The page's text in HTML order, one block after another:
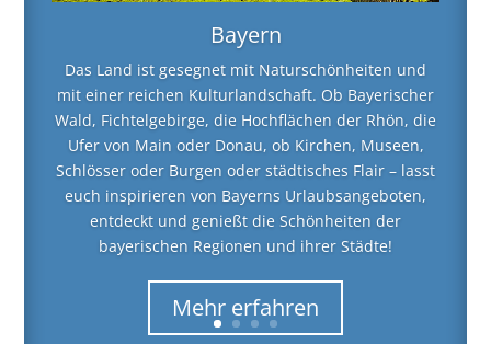
Bayern
Das Land ist gesegnet mit Naturschönheiten und
mit einer reichen Kulturlandschaft. Ob Bayerischer
Wald, Fichtelgebirge, die Hochflächen der Rhön, die
Ufer von Main oder Donau, ob Kirchen, Museen,
Schlösser oder Burgen oder städtisches Flair – lasst
euch inspirieren von Bayerns Urlaubsangeboten,
entdeckt und genießt die Schönheiten der
bayerischen Regionen und ihrer Städte!
Mehr erfahren